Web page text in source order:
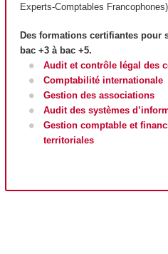
Experts-Comptables Francophones).
Des formations certifiantes pour
bac +3 à bac +5.
Audit et contrôle légal des
Comptabilité internationale
Gestion des associations
Audit des systèmes
Gestion comptable et
territoriales